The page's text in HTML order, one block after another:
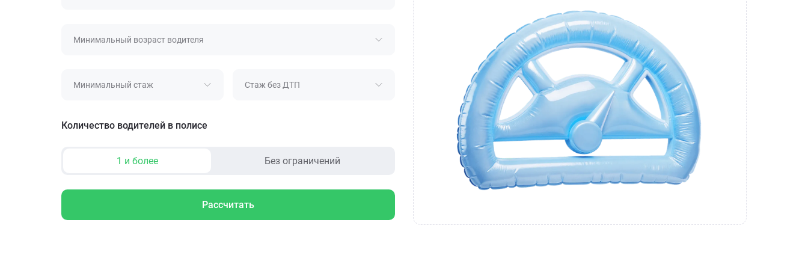
Минимальный возраст водителя
Минимальный стаж Стаж без ДТП
Количество водителей в полисе
1 и более Без ограничений
Рассчитать